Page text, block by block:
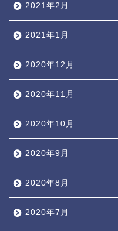
2021年2月
2021年1月
2020年12月
2020年11月
2020年10月
2020年9月
2020年8月
2020年7月